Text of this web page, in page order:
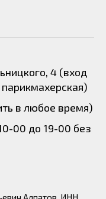
4 (вход
в любое время)
00 до 19-00 без